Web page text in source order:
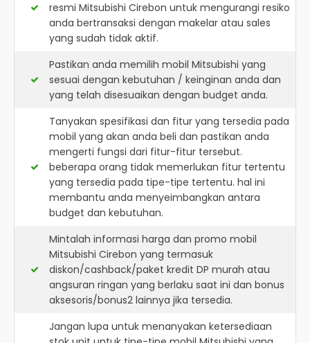
resmi Mitsubishi Cirebon untuk mengurangi resiko
anda bertransaksi dengan makelar atau sales
yang sudah tidak aktif.
Pastikan anda memilih mobil Mitsubishi yang
sesuai dengan kebutuhan / keinginan anda dan
yang telah disesuaikan dengan budget anda.
Tanyakan spesifikasi dan fitur yang tersedia pada
mobil yang akan anda beli dan pastikan anda
mengerti fungsi dari fitur-fitur tersebut.
beberapa orang tidak memerlukan fitur tertentu
yang tersedia pada tipe-tipe tertentu. hal ini
membantu anda menyeimbangkan antara
budget dan kebutuhan.
Mintalah informasi harga dan promo mobil
Mitsubishi Cirebon yang termasuk
diskon/cashback/paket kredit DP murah atau
angsuran ringan yang berlaku saat ini dan bonus
aksesoris/bonus2 lainnya jika tersedia.
Jangan lupa untuk menanyakan ketersediaan